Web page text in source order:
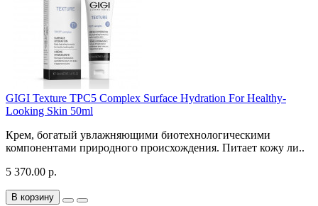
GIGI Texture TPC5 Complex Surface Hydration For Healthy-
Looking Skin 50ml
Крем, богатый увлажняющими биотехнологическими
компонентами природного происхождения. Питает кожу ли..
5 370.00 р.
В корзину